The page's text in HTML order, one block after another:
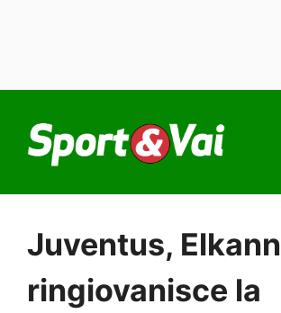
contenuto
Juventus, Elkann
ringiovanisce la